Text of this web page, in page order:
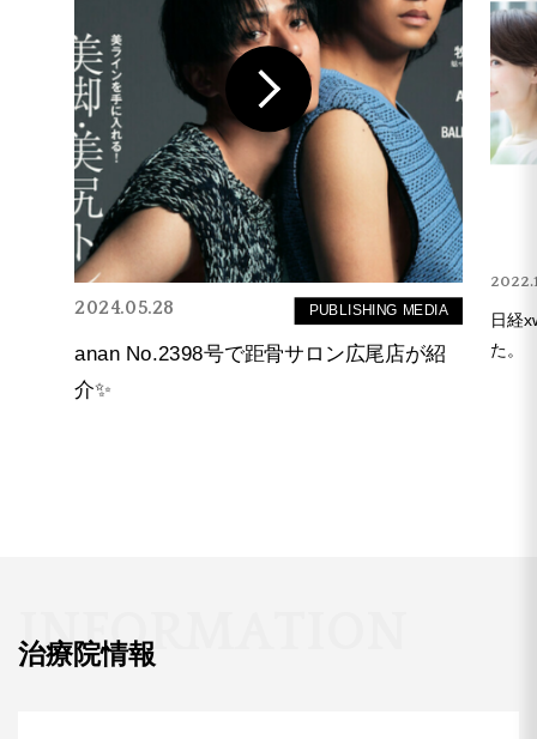
2024.05.28 PUBLISHING MEDIA
anan No.2398号で距骨サロン広尾店が紹
介✨
日経
た。
治療院情報
INFOR